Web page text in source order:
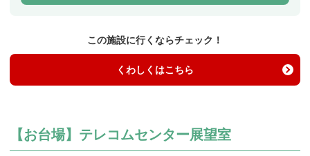
この施設に行くならチェック！
くわしくはこちら
【お台場】テレコムセンター展望室